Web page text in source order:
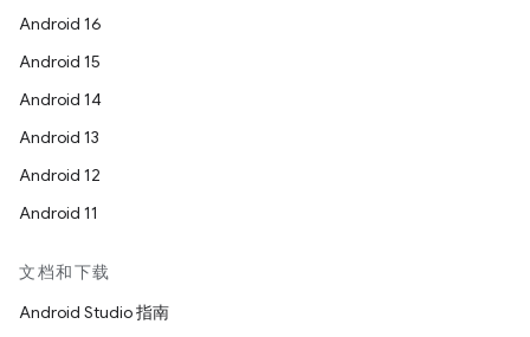
Android 16
Android 15
Android 14
Android 13
Android 12
Android 11
文档和下载
Android Studio 指南